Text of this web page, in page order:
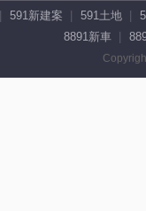
591新建案 591土地
8891新車